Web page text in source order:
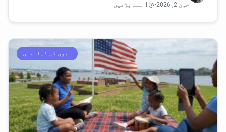
جون 2, 2026 • 1 منٹ پڑھیں
بچوں کی کہانیاں